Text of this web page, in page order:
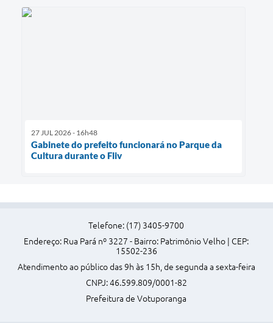
27 JUL 2026 - 16h48
Gabinete do prefeito funcionará no Parque da
Cultura durante o Fliv
Telefone: (17) 3405-9700
Endereço: Rua Pará nº 3227 - Bairro: Patrimônio Velho | CEP:
15502-236
Atendimento ao público das 9h às 15h, de segunda a sexta-feira
CNPJ: 46.599.809/0001-82
Prefeitura de Votuporanga